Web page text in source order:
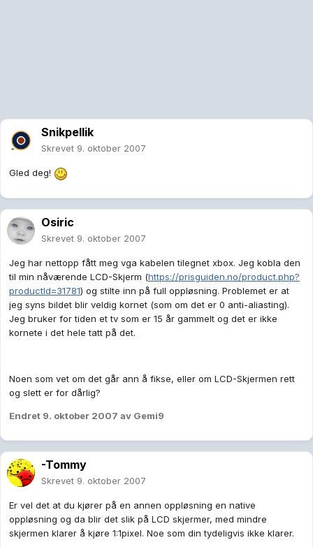
Snikpellik
Skrevet 9. oktober 2007
Gled deg!
Osiric
Skrevet 9. oktober 2007
Jeg har nettopp fått meg vga kabelen tilegnet xbox. Jeg kobla den
til min nåværende LCD-Skjerm (https://prisguiden.no/product.php?
productId=31781) og stilte inn på full oppløsning. Problemet er at
jeg syns bildet blir veldig kornet (som om det er 0 anti-aliasting).
Jeg bruker for tiden et tv som er 15 år gammelt og det er ikke
kornete i det hele tatt på det.
Noen som vet om det går ann å fikse, eller om LCD-Skjermen rett
og slett er for dårlig?
Endret 9. oktober 2007 av Gemi9
-Tommy
Skrevet 9. oktober 2007
Er vel det at du kjører på en annen oppløsning en native
oppløsning og da blir det slik på LCD skjermer, med mindre
skjermen klarer å kjøre 1:1pixel. Noe som din tydeligvis ikke klarer.